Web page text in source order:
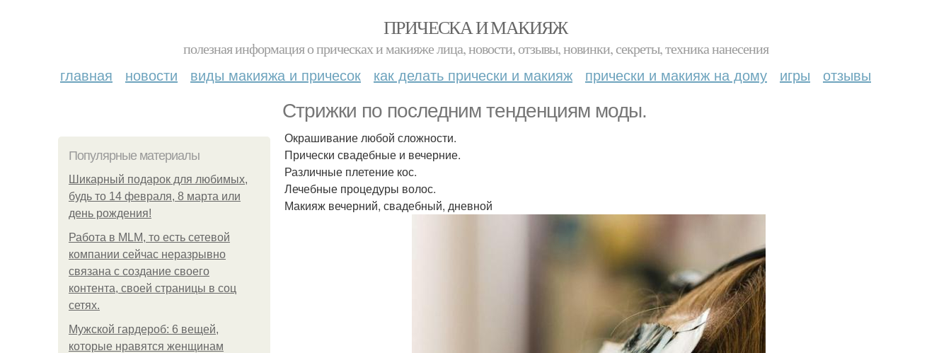
ПРИЧЕСКА И МАКИЯЖ
полезная информация о прическах и макияже лица, новости, отзывы, новинки, секреты, техника нанесения
главная новости виды макияжа и причесок как делать прически и макияж прически и макияж на дому игры отзывы
Стрижки по последним тенденциям моды.
Популярные материалы
Шикарный подарок для любимых,
будь то 14 февраля, 8 марта или
день рождения!
Работа в MLM, то есть сетевой
компании сейчас неразрывно
связана с создание своего
контента, своей страницы в соц
сетях.
Мужской гардероб: 6 вещей,
которые нравятся женщинам
Окрашивание любой сложности.
Прически свадебные и вечерние.
Различные плетение кос.
Лечебные процедуры волос.
Макияж вечерний, свадебный, дневной